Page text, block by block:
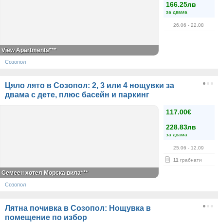
166.25лв
за двама
26.06 - 22.08
View Apartments***
Созопол
Цяло лято в Созопол: 2, 3 или 4 нощувки за
двама с дете, плюс басейн и паркинг
117.00€
228.83лв
за двама
25.06 - 12.09
11 грабнати
Семеен хотел Морска вила***
Созопол
Лятна почивка в Созопол: Нощувка в
помещение по избор